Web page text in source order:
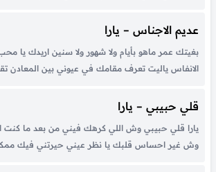
عديم الاجناس – يارا
بغيتك عمر ماهو بأيام ولا شهور ولا سنين اريدك يا
الانفاس ياليت تعرف مقامك في عيوني بين المعادن
الجمال فايض لكنك...
قلي حبيبي – يارا
يارا قلي حبيبي وش اللي كرهك فيني من بعد ما كنت
وش غير احساس قلبك يا نظر عيني حيرتني فيك